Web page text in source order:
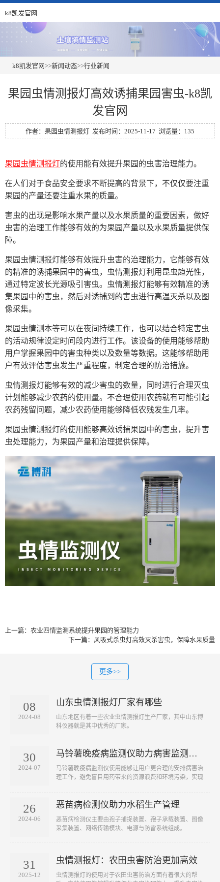
k8凯发官网
k8凯发官网>>新闻动态>>行业新闻
果园虫情测报灯高效诱捕果园害虫-k8凯
发官网
作者：果园虫情测报灯 发布时间：2025-11-17 浏览量：135
果园虫情测报灯的使用能有效提升果园的虫害治理能力。
在人们对于食品安全要求不断提高的背景下，不仅仅要注重
果园的产量还要注重水果的质量。
害虫的出现是影响水果产量以及水果质量的重要因素，做好
虫害的治理工作能够有效的为果园产量以及水果质量提供保
障。
果园虫情测报灯能够有效提升虫害的治理能力，它能够有效
的精准的诱捕果园中的害虫，虫情测报灯利用昆虫趋光性，
通过特定波长光源吸引害虫。虫情测报灯能够有效精准的诱
集果园中的害虫，然后对诱捕到的害虫进行高温灭杀以及图
像采集。
果园虫情测本等可以在夜间持续工作，也可以结合特定害虫
的活动规律设定时间段内进行工作。该设备的使用能够帮助
用户掌握果园中的害虫种类以及数量等数据。这能够帮助用
户有效评估害虫发生严重程度，制定合理的防治措施。
虫情测报灯能够有效的减少害虫的数量，同时进行合理灭虫
计划能够减少农药的使用量。不合理使用农药就有可能引起
农药残留问题，减少农药使用能够降低农残发生几率。
果园虫情测报灯的使用能够高效诱捕果园中的害虫，提升害
虫处理能力，为果园产量和治理提供保障。
上一篇： 农业四情监测系统提升果园的管理能力
下一篇： 风吸式杀虫灯高效灭杀害虫，保障水果质量
更多>>
08
2024-08
山东虫情测报灯厂家有哪些
山东地区有着一些农业虫情测报灯生产厂家，其中山东博
科仪器就是其中优秀的厂家。
30
2024-07
马铃薯晚疫病监测仪助力病害监测工作
马铃薯晚疫病监测仪使用能够让用户更合理的安排病害治
理工作，避免盲目用药带来的资源浪费和环境污染，实现
26
2024-06
恶苗病检测仪助力水稻生产管理
恶苗病检测仪主要由孢子捕捉装置、孢子承载装置、图像
采集装置、网络传输模块、电源与防雷系统组成。
31
2025-12
虫情测报灯：农田虫害防治更加高效
虫情测报灯的使用对于农田虫害防治方面有着很大的帮